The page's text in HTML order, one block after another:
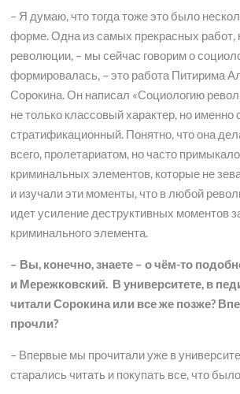
– Я думаю, что тогда тоже это было
форме. Одна из самых прекрасных работ,
революции, – мы сейчас говорим о
формировалась, – это работа Питирима
Сорокина. Он написал «Социологию
не только классовый характер, но именно
стратификационный. Понятно, что она
всего, пролетариатом, но часто
криминальных элементов, которые не
и изучали эти моменты, что в любой
идет усиление деструктивных моментов
криминального элемента.
– Вы, конечно, знаете – о чём-то
и Мережковский. В университете, в
читали Сорокина или все же позже?
прочли?
– Впервые мы прочитали уже в
старались читать и покупать все, что